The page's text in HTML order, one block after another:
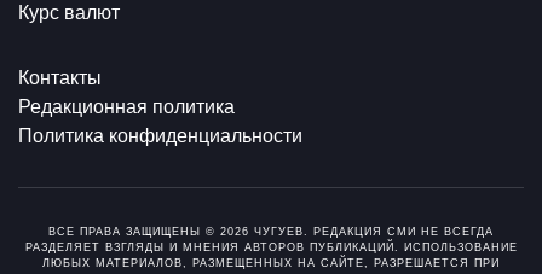
Курс валют
Контакты
Редакционная политика
Политика конфиденциальности
ВСЕ ПРАВА ЗАЩИЩЕНЫ © 2026 ЧУГУЕВ. РЕДАКЦИЯ СМИ НЕ ВСЕГДА
РАЗДЕЛЯЕТ ВЗГЛЯДЫ И МНЕНИЯ АВТОРОВ ПУБЛИКАЦИЙ. ИСПОЛЬЗОВАНИЕ
ЛЮБЫХ МАТЕРИАЛОВ, РАЗМЕЩЕННЫХ НА САЙТЕ, РАЗРЕШАЕТСЯ ПРИ